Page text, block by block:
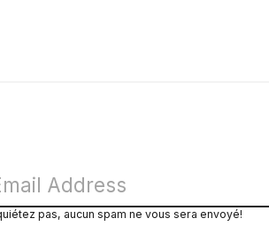
pas, aucun spam ne vous sera envoyé!